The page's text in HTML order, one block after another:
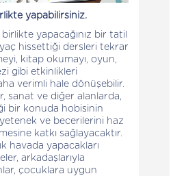
yapabilirsiniz.
yapacağınız bir tatil
hissettiği dersleri tekrar
kitap okumayı, oyun,
gibi etkinlikleri
verimli hale dönüşebilir.
sanat ve diğer alanlarda,
bir konuda hobisinin
ve becerilerini haz
katkı sağlayacaktır.
havada yapacakları
arkadaşlarıyla
çocuklara uygun